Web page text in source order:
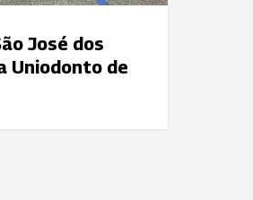
José dos
Uniodonto de